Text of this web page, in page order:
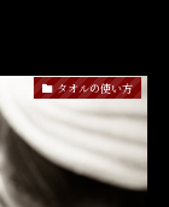
タオルの使い方